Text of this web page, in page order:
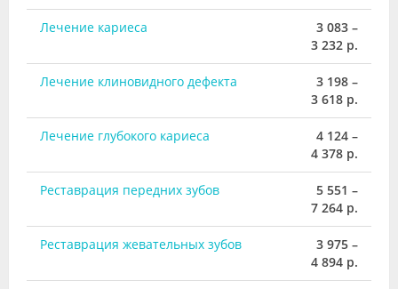
Лечение кариеса
3 083 –
3 232 р.
Лечение клиновидного дефекта
3 198 –
3 618 р.
Лечение глубокого кариеса
4 124 –
4 378 р.
Реставрация передних зубов
5 551 –
7 264 р.
Реставрация жевательных зубов
3 975 –
4 894 р.